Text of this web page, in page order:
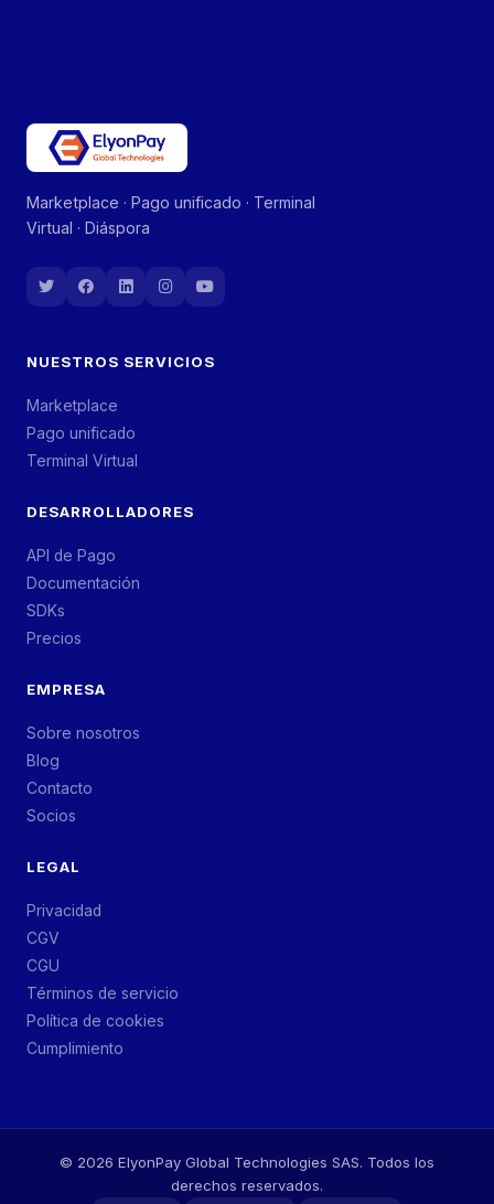
Marketplace · Pago unificado · Terminal
Virtual · Diáspora
NUESTROS SERVICIOS
Marketplace
Pago unificado
Terminal Virtual
DESARROLLADORES
API de Pago
Documentación
SDKs
Precios
EMPRESA
Sobre nosotros
Blog
Contacto
Socios
LEGAL
Privacidad
CGV
CGU
Términos de servicio
Política de cookies
Cumplimiento
© 2026 ElyonPay Global Technologies SAS. Todos los
derechos reservados.